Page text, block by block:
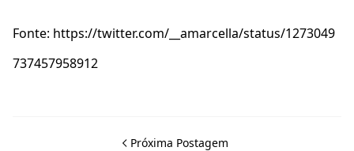
Fonte: https://twitter.com/__amarcella/status/1273049
737457958912
Próxima Postagem